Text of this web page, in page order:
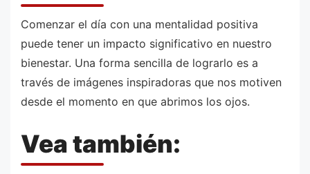
Comenzar el día con una mentalidad positiva
puede tener un impacto significativo en nuestro
bienestar. Una forma sencilla de lograrlo es a
través de imágenes inspiradoras que nos motiven
desde el momento en que abrimos los ojos.
Vea también: